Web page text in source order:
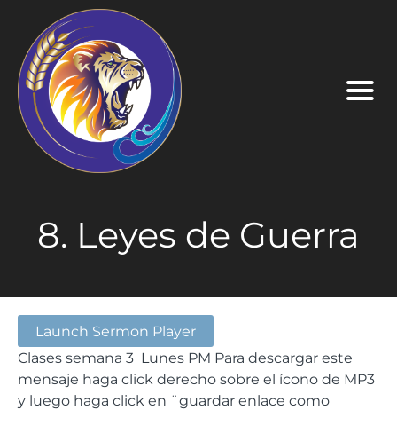
8. Leyes de Guerra
Launch Sermon Player
Clases semana 3 Lunes PM Para descargar este
mensaje haga click derecho sobre el ícono de MP3
y luego haga click en ¨guardar enlace como